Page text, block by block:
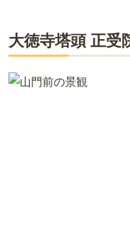
京都の代表的な街のひと
大徳寺塔頭 正受